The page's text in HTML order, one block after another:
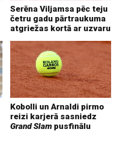
Serēna Viljamsa pēc teju
četru gadu pārtraukuma
atgriežas kortā ar uzvaru
Kobolli un Arnaldi pirmo
reizi karjerā sasniedz
Grand Slam pusfinālu